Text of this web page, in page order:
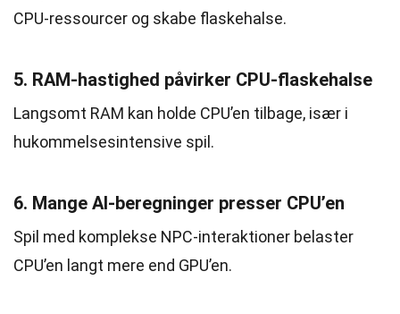
CPU-ressourcer og skabe flaskehalse.
5. RAM-hastighed påvirker CPU-flaskehalse
Langsomt RAM kan holde CPU’en tilbage, især i
hukommelsesintensive spil.
6. Mange AI-beregninger presser CPU’en
Spil med komplekse NPC-interaktioner belaster
CPU’en langt mere end GPU’en.